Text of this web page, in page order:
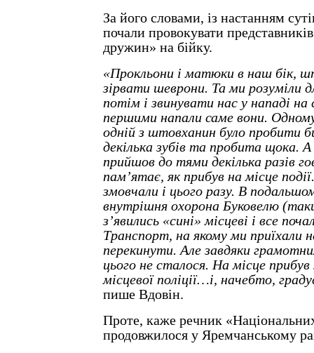
За його словами, із настанням
почали провокувати
дружин» на бійку.
«Прокльони і матюки в наш бік,
зірвати шеврони. Та ми розуміли
потім і звинувати нас у нападі
першими напали саме вони.
одній з штовханин було пробити
декілька зубів та пробита щока. А
прийшов до тями декілька разів
пам’ятає, як прибув на місце
змовчали і цього разу. В
внутрішня охорона Буковелю
з’явились «сині» місцеві і все
Транспорт, на якому ми приїхали
перекинути. Але завдяки
цього не сталося. На місце
місцевої поліції…і, начебто,
пише Вдовін.
Проте, каже речник
продовжилося у Яремчанському